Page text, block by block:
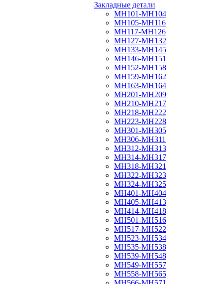
Закладные детали
МН101-МН104
МН105-МН116
МН117-МН126
МН127-МН132
МН133-МН145
МН146-МН151
МН152-МН158
МН159-МН162
МН163-МН164
МН201-МН209
МН210-МН217
МН218-МН222
МН223-МН228
МН301-МН305
МН306-МН311
МН312-МН313
МН314-МН317
МН318-МН321
МН322-МН323
МН324-МН325
МН401-МН404
МН405-МН413
МН414-МН418
МН501-МН516
МН517-МН522
МН523-МН534
МН535-МН538
МН539-МН548
МН549-МН557
МН558-МН565